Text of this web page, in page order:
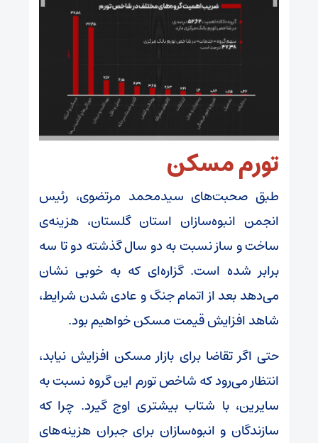
تورم مسکن
طبق صحبت‌های سیدمحمد مرتضوی، رئیس
انجمن انبوه‌سازان استان گلستان، هزینه‌ی
ساخت و ساز نسبت به دو سال گذشته دو تا سه
برابر شده است. گزاره‌ای که به خوبی نشان
می‌دهد بعد از اتمام جنگ و عادی شدن شرایط،
شاهد افزایش قیمت مسکن خواهیم بود.
حتی اگر تقاضا برای بازار مسکن افزایش نیابد،
انتظار می‌رود که شاخص تورم این گروه نسبت به
سایرین، با شتاب بیشتری اوج گیرد. چرا که
سازندگان و انبوه‌سازان برای جبران هزینه‌های